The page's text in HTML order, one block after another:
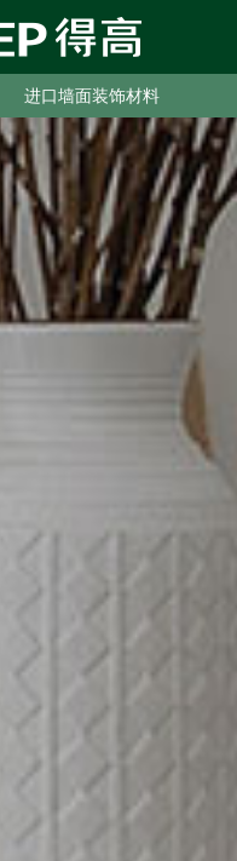
进口墙面装饰材料